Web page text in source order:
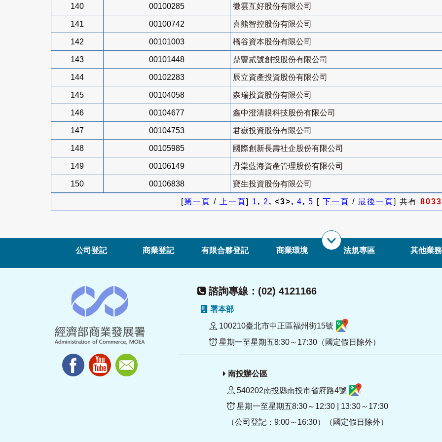
140 00100285 微雲互好股份有限公司
141 00100742 喜熊智控股份有限公司
142 00101003 橋谷資本股份有限公司
143 00101448 鼎豐貳號創投股份有限公司
144 00102283 辰立資產投資股份有限公司
145 00104058 森瑞投資股份有限公司
146 00104677 鑫中澄清眼科技股份有限公司
147 00104753 君嶽投資股份有限公司
148 00105985 國際創新長壽社企股份有限公司
149 00106149 丹棠藍海資產管理股份有限公司
150 00106838 寶生投資股份有限公司
[第一頁 / 上一頁] 1, 2, <3>, 4, 5 [ 下一頁 / 最後一頁] 共有 8033
公司登記 商業登記 有限合夥登記 商業環境 法規專區 其他業務
諮詢專線：(02) 4121166
署本部
100210臺北市中正區福州街15號
星期一至星期五8:30～17:30（國定假日除外）
南投辦公區
540202南投縣南投市省府路4號
星期一至星期五8:30～12:30 | 13:30～17:30
（公司登記：9:00～16:30）（國定假日除外）